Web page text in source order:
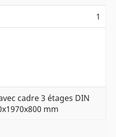
1
cadre 3 étages DIN
mm